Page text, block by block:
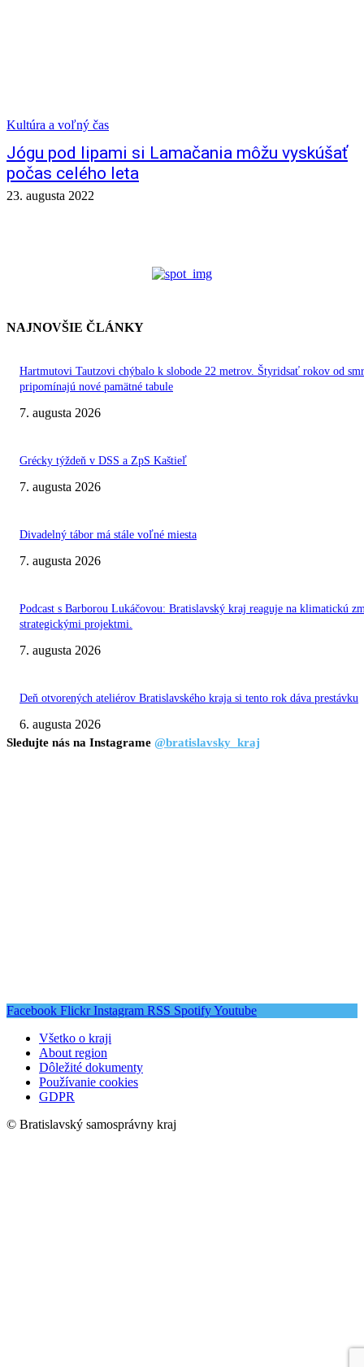
Kultúra a voľný čas
Jógu pod lipami si Lamačania môžu vyskúšať
počas celého leta
23. augusta 2022
NAJNOVŠIE ČLÁNKY
Hartmutovi Tautzovi chýbalo k slobode 22 metrov. Štyridsať rokov od
pripomínajú nové pamätné tabule
7. augusta 2026
Grécky týždeň v DSS a ZpS Kaštieľ
7. augusta 2026
Divadelný tábor má stále voľné miesta
7. augusta 2026
Podcast s Barborou Lukáčovou: Bratislavský kraj reaguje na klimatickú
strategickými projektmi.
7. augusta 2026
Deň otvorených ateliérov Bratislavského kraja si tento rok dáva prestávku
6. augusta 2026
Sledujte nás na Instagrame @bratislavsky_kraj
Facebook Flickr Instagram RSS SpotifyYoutube
Všetko o kraji
About region
Dôležité dokumenty
Používanie cookies
GDPR
© Bratislavský samosprávny kraj